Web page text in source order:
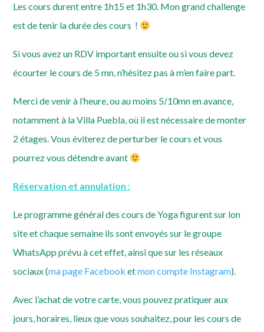
Les cours durent entre 1h15 et 1h30. Mon grand challenge
est de tenir la durée des cours !
Si vous avez un RDV important ensuite ou si vous devez
écourter le cours de 5 mn, n’hésitez pas à m’en faire part.
Merci de venir à l’heure, ou au moins 5/10mn en avance,
notamment à la Villa Puebla, où il est nécessaire de monter
2 étages. Vous éviterez de perturber le cours et vous
pourrez vous détendre avant
Réservation et annulation :
Le programme général des cours de Yoga figurent sur lon
site et chaque semaine ils sont envoyés sur le groupe
WhatsApp prévu à cet effet, ainsi que sur les réseaux
sociaux (ma page Facebook etmon compte Instagram).
Avec l’achat de votre carte, vous pouvez pratiquer aux
jours, horaires, lieux que vous souhaitez, pour les cours de